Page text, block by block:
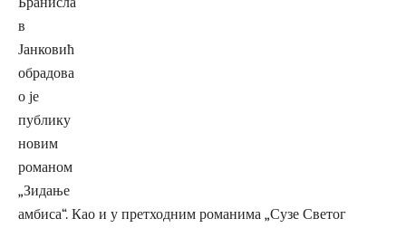
в
Јанковић
обрадова
о је
публику
новим
романом
„Зидање
амбиса“. Као и у претходним романима „Сузе Светог